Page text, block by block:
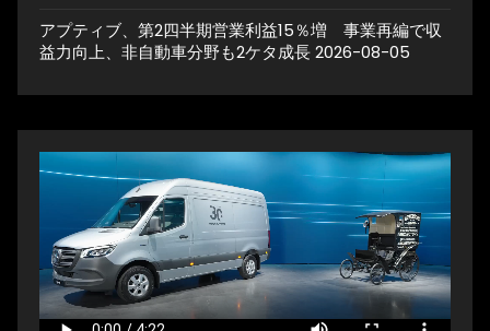
アプティブ、第2四半期営業利益15％増 事業再編で収
益力向上、非自動車分野も2ケタ成長2026-08-05